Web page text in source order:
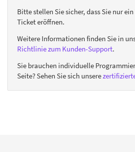
Bitte stellen Sie sicher, dass Sie nur
Ticket eröffnen.
Weitere Informationen finden Sie in
Richtlinie zum Kunden-Support.
Sie brauchen individuelle
Seite? Sehen Sie sich unsere